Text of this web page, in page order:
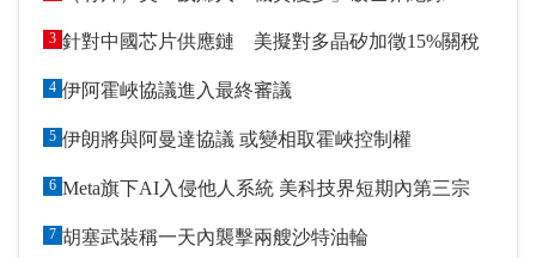
3 針對中國芯片供應鏈 美擬對多晶矽加徵15%關稅
4 伊阿霍峽協議進入最終審議
5 伊朗將與阿曼達協議 或變相取霍峽控制權
6 Meta旗下AI入侵他人系統 美科技界短期內第三宗
7 胡塞武裝稱一天內襲擊兩艘沙特油輪